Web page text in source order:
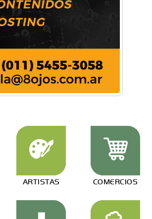
ARTISTAS COMERCIOS